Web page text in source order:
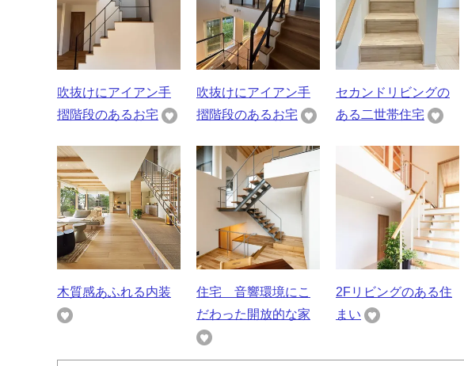
吹抜けにアイアン手
摺階段のあるお宅
吹抜けにアイアン手
摺階段のあるお宅
セカンドリビングの
ある二世帯住宅
木質感あふれる内装
住宅 音響環境にこ
だわった開放的な家
2Fリビングのある住
まい